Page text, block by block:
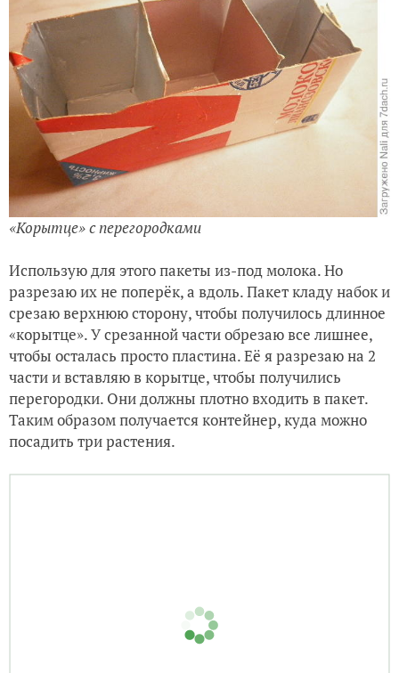
«Корытце» с перегородками
Использую для этого пакеты из-под молока. Но
разрезаю их не поперёк, а вдоль. Пакет кладу набок и
срезаю верхнюю сторону, чтобы получилось длинное
«корытце». У срезанной части обрезаю все лишнее,
чтобы осталась просто пластина. Её я разрезаю на 2
части и вставляю в корытце, чтобы получились
перегородки. Они должны плотно входить в пакет.
Таким образом получается контейнер, куда можно
посадить три растения.